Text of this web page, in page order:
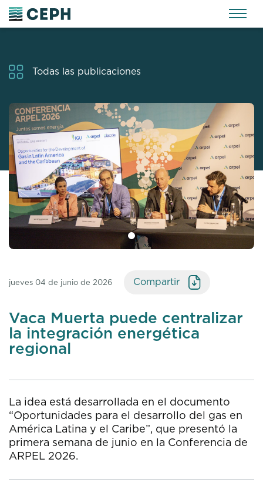
Todas las publicaciones
jueves 04 de junio de 2026 Compartir
Vaca Muerta puede centralizar
la integración energética
regional
La idea está desarrollada en el documento
“Oportunidades para el desarrollo del gas en
América Latina y el Caribe”, que presentó la
primera semana de junio en la Conferencia de
ARPEL 2026.